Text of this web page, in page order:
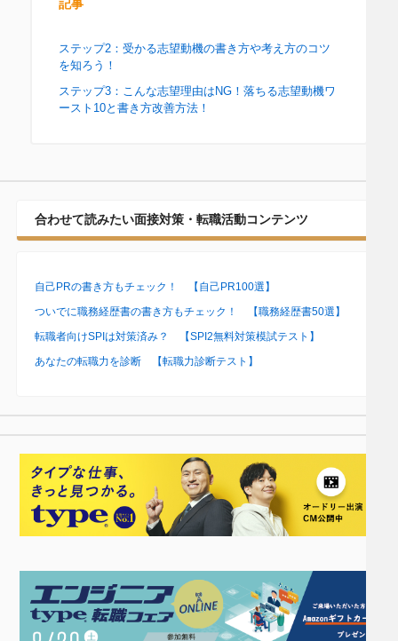
記事
ステップ2：受かる志望動機の書き方や考え方のコツ
を知ろう！
ステップ3：こんな志望理由はNG！落ちる志望動機ワ
ースト10と書き方改善方法！
合わせて読みたい面接対策・転職活動コンテンツ
自己PRの書き方もチェック！ 【自己PR100選】
ついでに職務経歴書の書き方もチェック！ 【職務経歴書50選】
転職者向けSPIは対策済み？ 【SPI2無料対策模試テスト】
あなたの転職力を診断 【転職力診断テスト】